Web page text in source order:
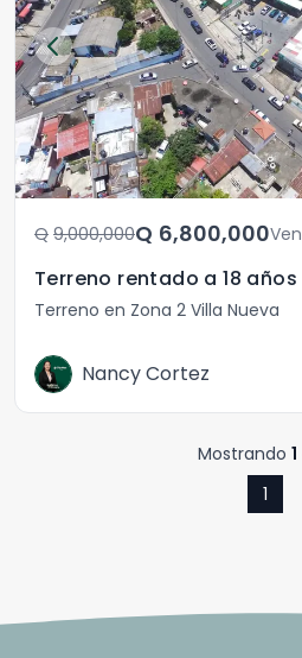
Q	9,000,000 Q	6,800,000
Terreno en Zona 2 Villa Nueva
Nancy Cortez
Mostrando 1
1